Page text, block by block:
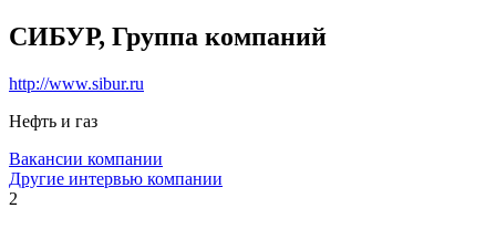
СИБУР, Группа компаний
http://www.sibur.ru
Нефть и газ
Вакансии компании
Другие интервью компании
2